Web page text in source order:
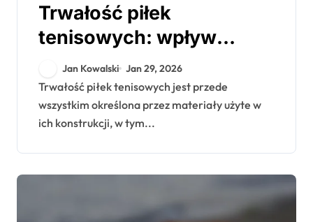
Trwałość piłek
tenisowych: wpływ
materiału, użytkowanie,
żywotność
Jan Kowalski Jan 29, 2026
Trwałość piłek tenisowych jest przede
wszystkim określona przez materiały użyte w
ich konstrukcji, w tym...